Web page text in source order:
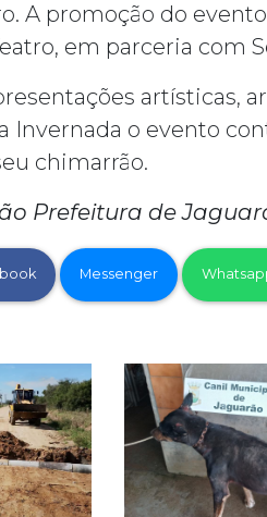
A promoção do
em parceria com
artísticas,
Invernada o evento
chimarrão.
Prefeitura de
Messenger